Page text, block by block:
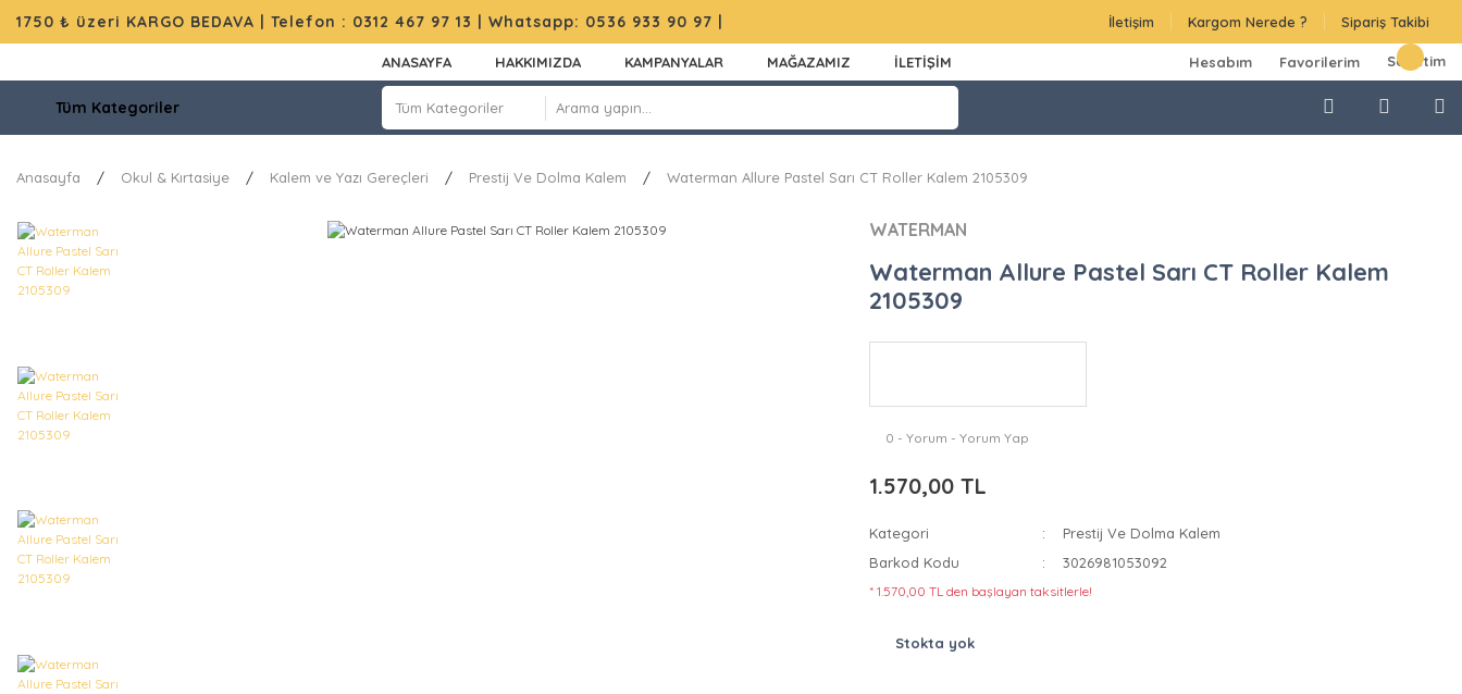
1750 ₺ üzeri KARGO BEDAVA | Telefon : 0312 467 97 13 | Whatsapp: 0536 933 90 97 | İletişim Kargom Nerede ? Sipariş Takibi
ANASAYFA HAKKIMIZDA KAMPANYALAR MAĞAZAMIZ İLETİŞİM Hesabım Favorilerim Sepetim
Tüm Kategoriler
Anasayfa Okul & Kırtasiye Kalem ve Yazı Gereçleri Prestij Ve Dolma Kalem Waterman Allure Pastel Sarı CT Roller Kalem 2105309
WATERMAN
Waterman Allure Pastel Sarı CT Roller Kalem
2105309
0 - Yorum - Yorum Yap
1.570,00 TL
Kategori
Prestij Ve Dolma Kalem
Barkod Kodu
3026981053092
* 1.570,00 TL den başlayan taksitlerle!
Stokta yok